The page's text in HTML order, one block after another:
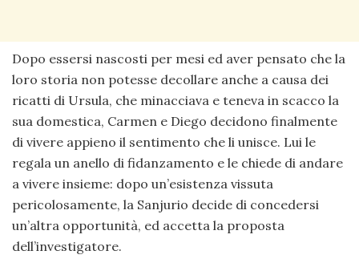
Dopo essersi nascosti per mesi ed aver pensato che la
loro storia non potesse decollare anche a causa dei
ricatti di Ursula, che minacciava e teneva in scacco la
sua domestica, Carmen e Diego decidono finalmente
di vivere appieno il sentimento che li unisce. Lui le
regala un anello di fidanzamento e le chiede di andare
a vivere insieme: dopo un’esistenza vissuta
pericolosamente, la Sanjurio decide di concedersi
un’altra opportunità, ed accetta la proposta
dell’investigatore.